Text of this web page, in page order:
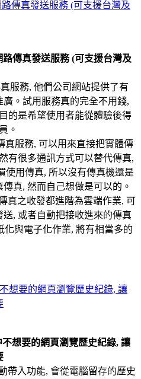
傳真發送服務 (可支援台灣及
傳真發送服務 (可支援台灣及
服務, 他們公司網站提供了有
。試用服務真的完全不用錢,
的是希望使用者能從體驗後得
。
真服務, 可以用來直接把實體傳
有很多通訊方式可以替代傳真,
使用傳真, 所以沒有傳真機還是
真, 然而自己想做是可以的。
真之收發都進階為雲端作業, 可
, 或者自動把接收進來的傳真
與電子化作業, 將有相當多的
想要的網頁瀏覽歷史紀錄, 讓
想要的網頁瀏覽歷史紀錄, 讓
帶入功能, 會從電腦留存的歷史